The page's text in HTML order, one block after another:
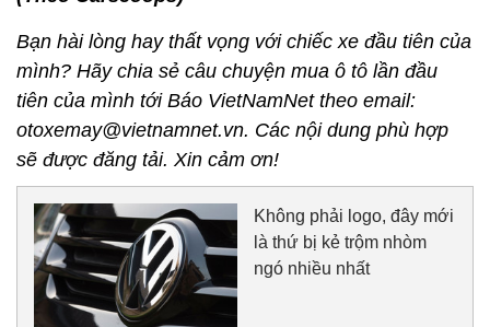
Bạn hài lòng hay thất vọng với chiếc xe đầu tiên của
mình? Hãy chia sẻ câu chuyện mua ô tô lần đầu
tiên của mình tới Báo VietNamNet theo email:
otoxemay@vietnamnet.vn. Các nội dung phù hợp
sẽ được đăng tải. Xin cảm ơn!
Không phải logo, đây mới
là thứ bị kẻ trộm nhòm
ngó nhiều nhất